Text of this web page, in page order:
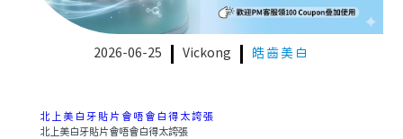
2026-06-25 Vickong 皓齒美白
北上美白牙貼片會唔會白得太誇張
北上美白牙貼片會唔會白得太誇張